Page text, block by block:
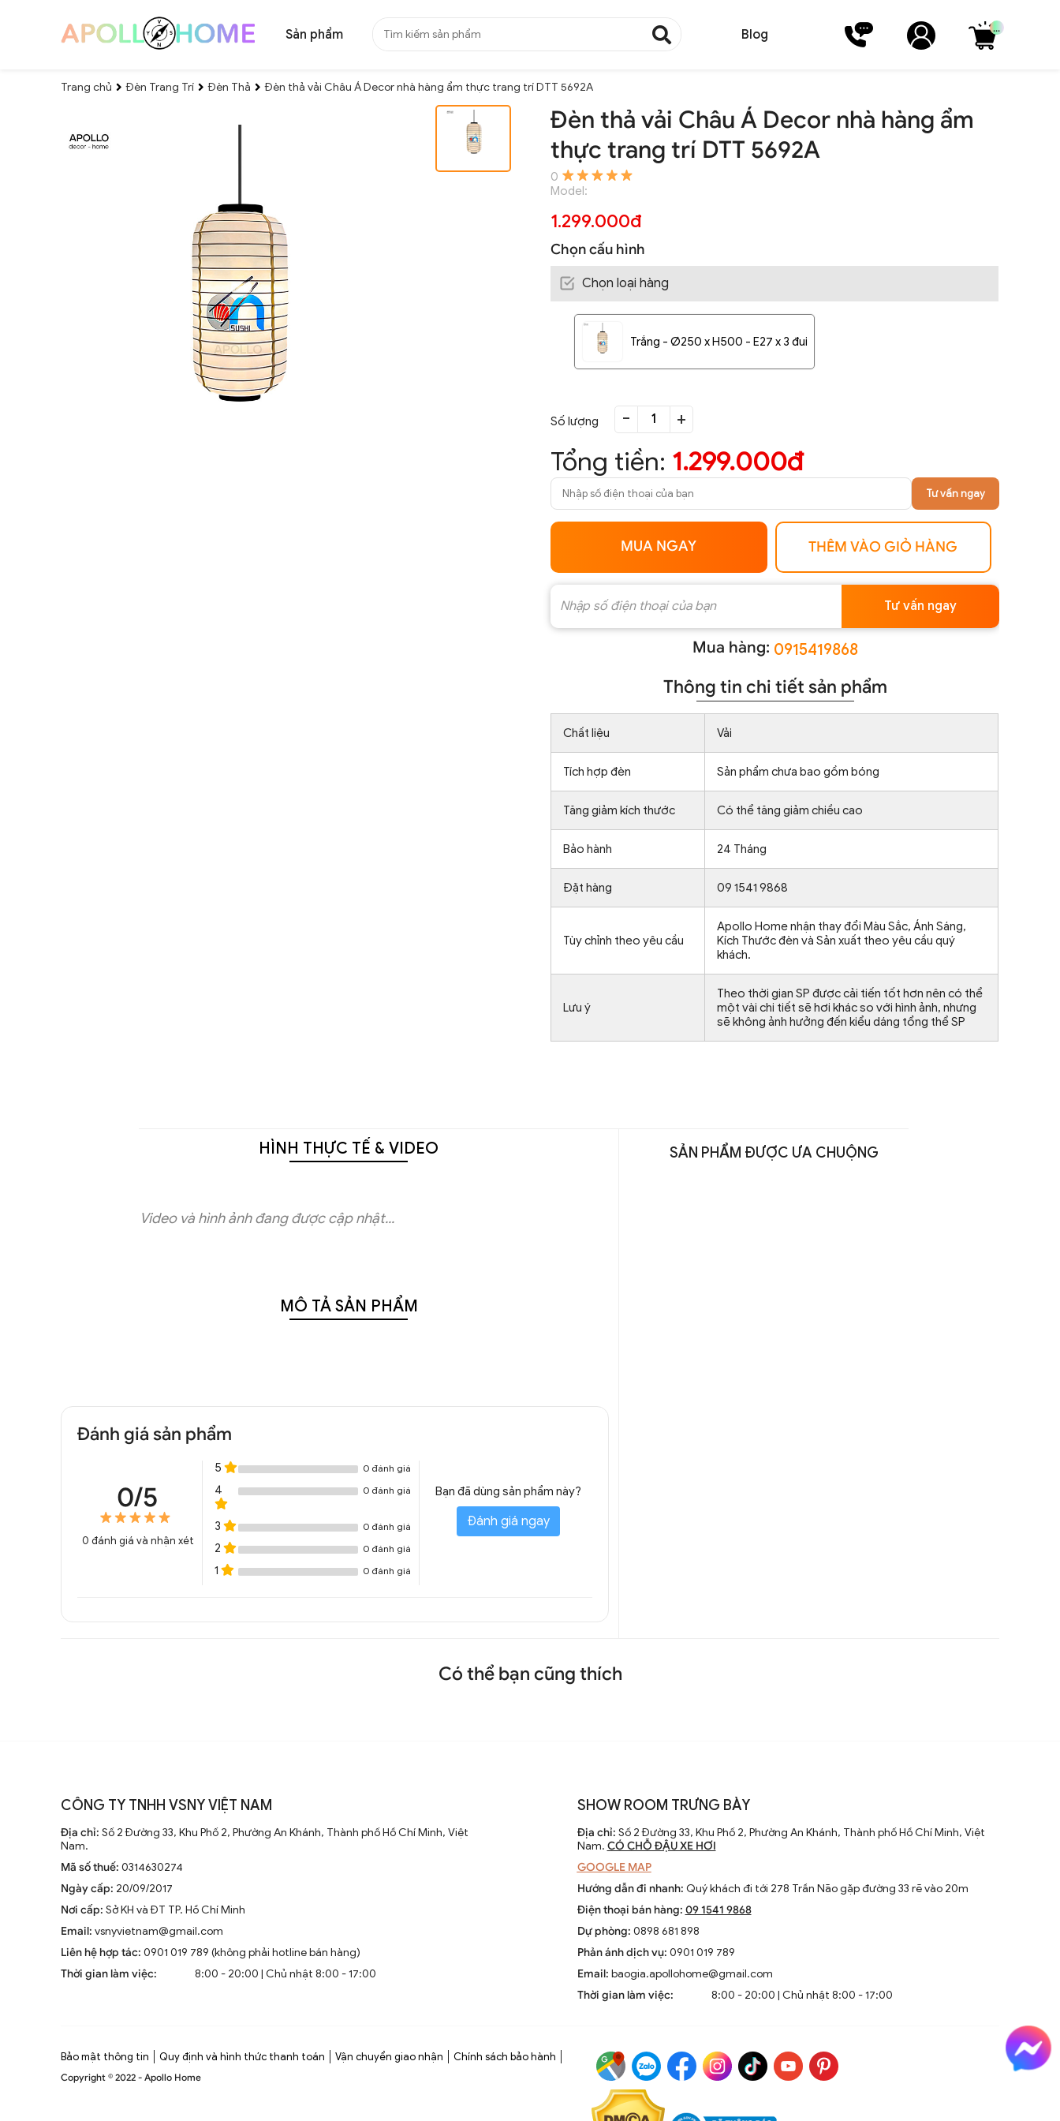
Sản phẩm Blog ...
Trang chủ Đèn Trang Trí Đèn Thả Đèn thả vải Châu Á Decor nhà hàng ẩm thực trang trí DTT 5692A
Đèn thả vải Châu Á Decor nhà hàng ẩm
thực trang trí DTT 5692A
0
Model:
1.299.000đ
Chọn cấu hình
Chọn loại hàng
Trắng - Ø250 x H500 - E27 x 3 đui
Số lượng - +
Tổng tiền: 1.299.000đ
Tư vấn ngay
MUA NGAY THÊM VÀO GIỎ HÀNG
Tư vấn ngay
Mua hàng: 0915419868
Thông tin chi tiết sản phẩm
Chất liệu Vải
Tích hợp đèn Sản phẩm chưa bao gồm bóng
Tăng giảm kích thước Có thể tăng giảm chiều cao
Bảo hành 24 Tháng
Đặt hàng 09 1541 9868
Tùy chỉnh theo yêu cầu
Apollo Home nhận thay đổi Màu Sắc, Ánh Sáng,
Kích Thước đèn và Sản xuất theo yêu cầu quý
khách.
Lưu ý
Theo thời gian SP được cải tiến tốt hơn nên có thể
một vài chi tiết sẽ hơi khác so với hình ảnh, nhưng
sẽ không ảnh hưởng đến kiểu dáng tổng thể SP
HÌNH THỰC TẾ & VIDEO
Video và hình ảnh đang được cập nhật...
MÔ TẢ SẢN PHẨM
Đánh giá sản phẩm
0/5
0 đánh giá và nhận xét
5 0 đánh giá
4 0 đánh giá
3 0 đánh giá
2 0 đánh giá
1 0 đánh giá
Bạn đã dùng sản phẩm này?
Đánh giá ngay
SẢN PHẨM ĐƯỢC ƯA CHUỘNG
Có thể bạn cũng thích
CÔNG TY TNHH VSNY VIỆT NAM
Địa chỉ: Số 2 Đường 33, Khu Phố 2, Phường An Khánh, Thành phố Hồ Chí Minh, Việt
Nam.
Mã số thuế: 0314630274
Ngày cấp: 20/09/2017
Nơi cấp: Sở KH và ĐT TP. Hồ Chí Minh
Email: vsnyvietnam@gmail.com
Liên hệ hợp tác: 0901 019 789 (không phải hotline bán hàng)
Thời gian làm việc:
8:00 - 20:00 | Chủ nhật 8:00 - 17:00
SHOW ROOM TRƯNG BÀY
Địa chỉ: Số 2 Đường 33, Khu Phố 2, Phường An Khánh, Thành phố Hồ Chí Minh, Việt
Nam. CÓ CHỖ ĐẬU XE HƠI
GOOGLE MAP
Hướng dẫn đi nhanh: Quý khách đi tới 278 Trần Não gặp đường 33 rẽ vào 20m
Điện thoại bán hàng: 09 1541 9868
Dự phòng: 0898 681 898
Phản ánh dịch vụ: 0901 019 789
Email: baogia.apollohome@gmail.com
Thời gian làm việc:
8:00 - 20:00 | Chủ nhật 8:00 - 17:00
Bảo mật thông tin Quy định và hình thức thanh toán Vận chuyển giao nhận Chính sách bảo hành
Copyright © 2022 - Apollo Home